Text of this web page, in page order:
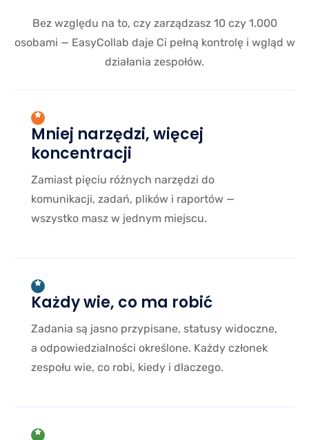
Bez względu na to, czy zarządzasz 10 czy 1.000
osobami — EasyCollab daje Ci pełną kontrolę i wgląd w
działania zespołów.
Mniej narzędzi, więcej
koncentracji
Zamiast pięciu różnych narzędzi do
komunikacji, zadań, plików i raportów —
wszystko masz w jednym miejscu.
Każdy wie, co ma robić
Zadania są jasno przypisane, statusy widoczne,
a odpowiedzialności określone. Każdy członek
zespołu wie, co robi, kiedy i dlaczego.